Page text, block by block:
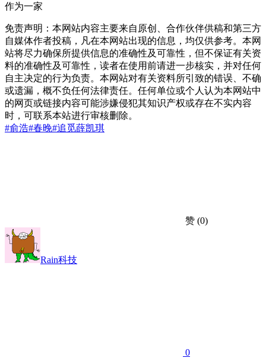
作为一家
免责声明：本网站内容主要来自原创、合作伙伴供稿和第三方
自媒体作者投稿，凡在本网站出现的信息，均仅供参考。本网
站将尽力确保所提供信息的准确性及可靠性，但不保证有关资
料的准确性及可靠性，读者在使用前请进一步核实，并对任何
自主决定的行为负责。本网站对有关资料所引致的错误、不确
或遗漏，概不负任何法律责任。任何单位或个人认为本网站中
的网页或链接内容可能涉嫌侵犯其知识产权或存在不实内容
时，可联系本站进行审核删除。
#俞浩#春晚#追觅薛凯琪
赞 (0)
Rain科技
0